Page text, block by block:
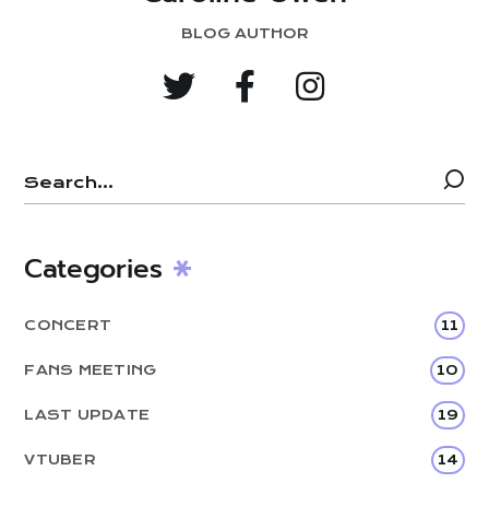
BLOG AUTHOR
Categories
CONCERT 11
FANS MEETING 10
LAST UPDATE 19
VTUBER 14